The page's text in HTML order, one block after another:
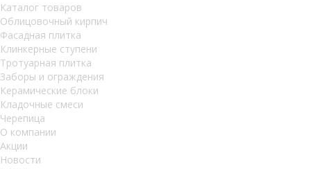
Каталог товаров
Облицовочный кирпич
Фасадная плитка
Клинкерные ступени
Тротуарная плитка
Заборы и ограждения
Керамические блоки
Кладочные смеси
Черепица
О компании
Акции
Новости